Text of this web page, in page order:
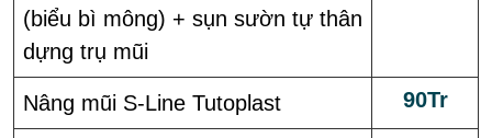
(biểu bì mông) + sụn sườn tự thân
dựng trụ mũi
Nâng mũi S-Line Tutoplast 90Tr